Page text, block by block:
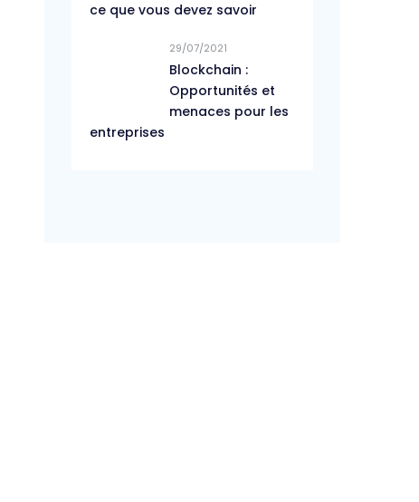
ce que vous devez savoir
29/07/2021
Blockchain :
Opportunités et
menaces pour les
entreprises